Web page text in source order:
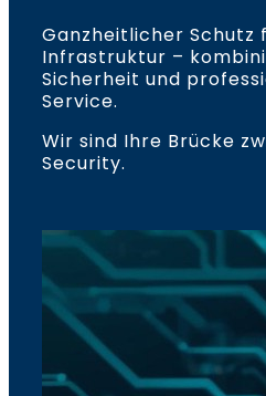
Ganzheitlicher Schutz
Infrastruktur –
Sicherheit und
Service.
Wir sind Ihre Brücke
Security.